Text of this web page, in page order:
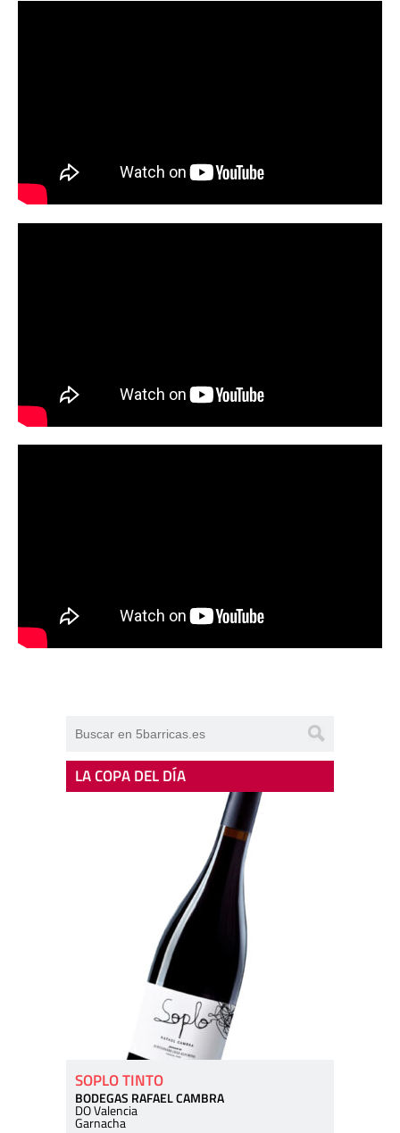
LA COPA DEL DÍA
SOPLO TINTO
BODEGAS RAFAEL CAMBRA
DO Valencia
Garnacha